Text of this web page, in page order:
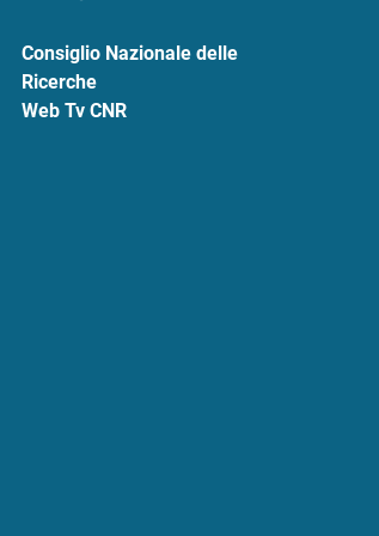
Consiglio Nazionale delle
Ricerche
Web Tv CNR